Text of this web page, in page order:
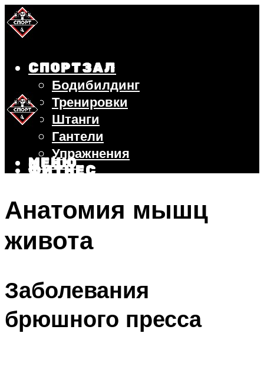
СПОРТЗАЛ
Бодибилдинг
Тренировки
Штанги
Гантели
Упражнения
ФИТНЕС
ВЕЛОСИПЕД
ПОХУДЕНИЕ
МЕНЮ
Анатомия мышц
живота
Заболевания
брюшного пресса